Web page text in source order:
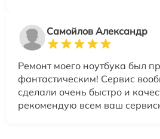
Самойлов Александр
Ремонт моего ноутбука был
фантастическим! Сервис
сделали очень быстро и
рекомендую всем ваш